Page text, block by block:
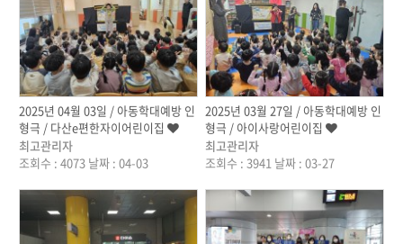
2025년 04월 03일 / 아동학대예방 인
형극 / 다산e편한자이어린이집
최고관리자
조회수 : 4073 날짜 : 04-03
2025년 03월 27일 / 아동학대예방 인
형극 / 아이사랑어린이집
최고관리자
조회수 : 3941 날짜 : 03-27
작성자 작성자